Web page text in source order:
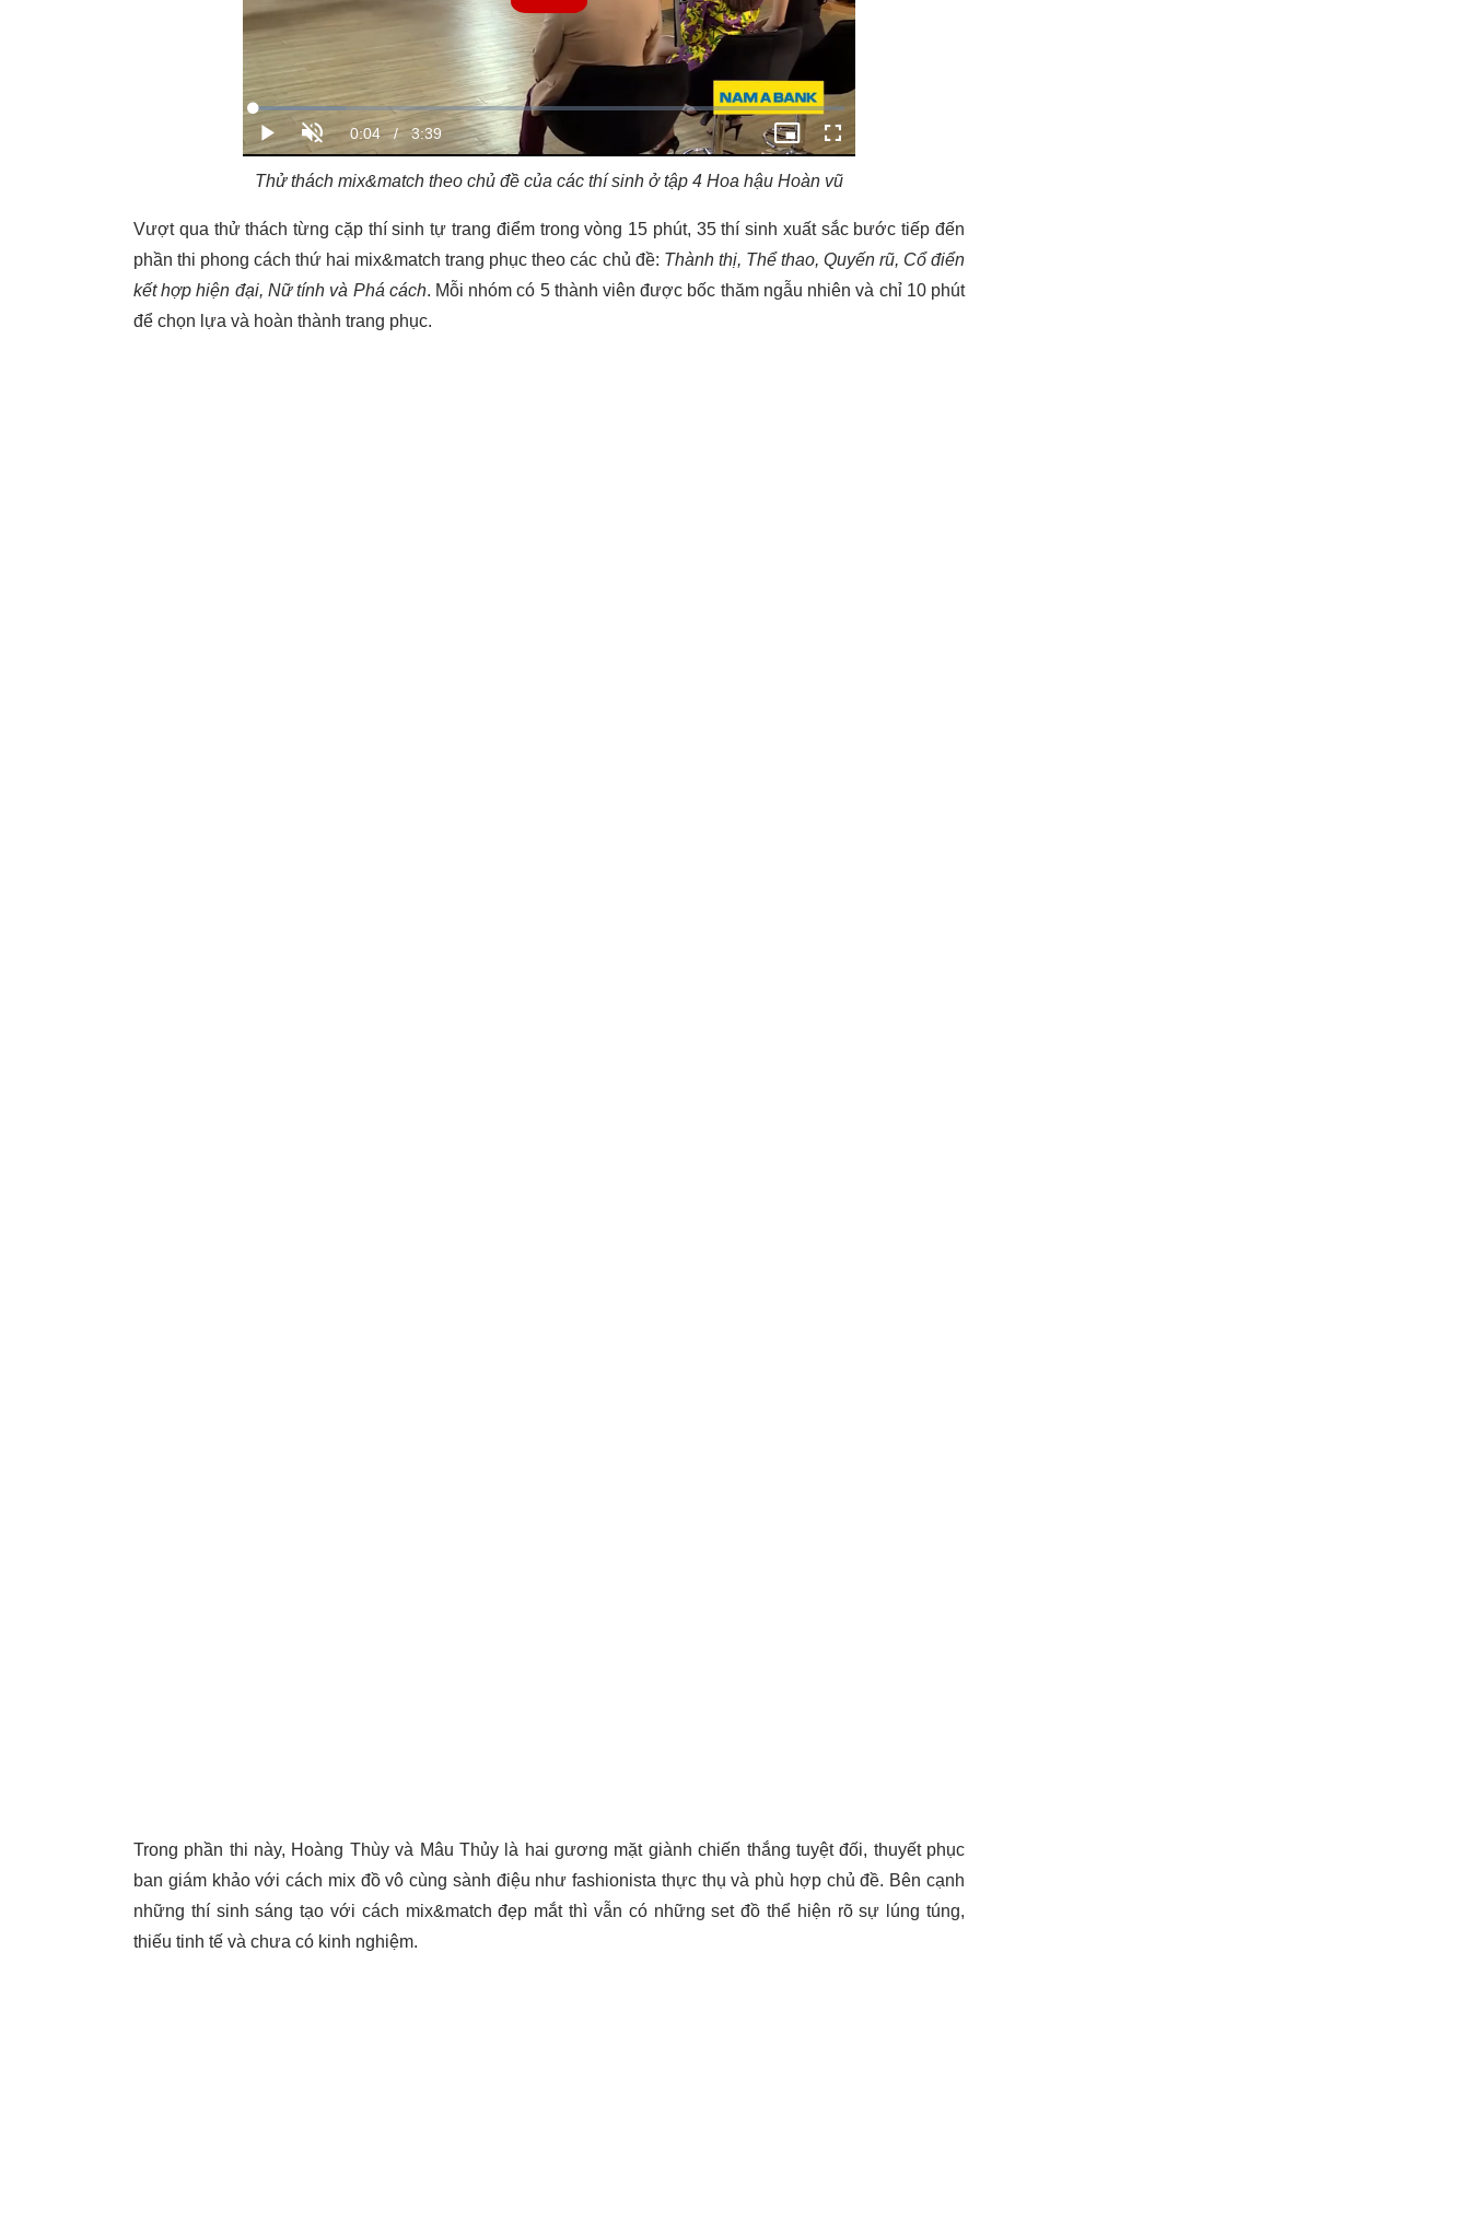
Thử thách mix&match theo chủ đề của các thí sinh ở tập 4 Hoa hậu Hoàn vũ
Vượt qua thử thách từng cặp thí sinh tự trang điểm trong vòng 15 phút, 35 thí sinh xuất sắc bước tiếp đến
phần thi phong cách thứ hai mix&match trang phục theo các chủ đề: Thành thị, Thể thao, Quyến rũ, Cổ điển
kết hợp hiện đại, Nữ tính và Phá cách. Mỗi nhóm có 5 thành viên được bốc thăm ngẫu nhiên và chỉ 10 phút
để chọn lựa và hoàn thành trang phục.
Trong phần thi này, Hoàng Thùy và Mâu Thủy là hai gương mặt giành chiến thắng tuyệt đối, thuyết phục
ban giám khảo với cách mix đồ vô cùng sành điệu như fashionista thực thụ và phù hợp chủ đề. Bên cạnh
những thí sinh sáng tạo với cách mix&match đẹp mắt thì vẫn có những set đồ thể hiện rõ sự lúng túng,
thiếu tinh tế và chưa có kinh nghiệm.